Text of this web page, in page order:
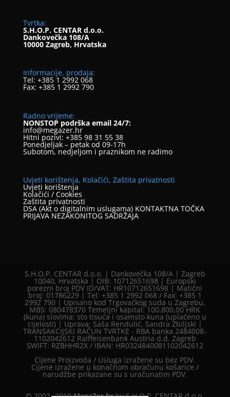
Tvrtka:
S.H.O.P. CENTAR d.o.o.
Dankovečka 108/A
10000 Zagreb, Hrvatska
Informacije, prodaja:
Tel: +385 1 2992 068
Fax: +385 1 2992 790
Radno vrijeme:
NONSTOP podrška email 24/7:
info@megazer.hr
Hitni pozivi: +385 98 31 55 38
Ponedjeljak – petak od 09-17h
Subotom, nedjeljom i praznikom ne radimo
Uvjeti korištenja, Kolačići, Zaštita privatnosti
Uvjeti korištenja
Kolačići / Cookies
Zaštita privatnosti
DSA (Akt o digitalnim uslugama) KONTAKTNA TOČKA
PRIJAVA NEZAKONITOG SADRŽAJA
S.H.O.P. CENTAR d.o.o. | Dankovečka 108/A | Zagreb
10040, Hrvatska | OIB: 10712651698 | Europski
porezni broj PDV ID/VAT: HR10712651698 | Matični
broj: 01786229 | Tel: +385 1 2992 068 / Fax: +385 1
2992 790 | Upisano kod Trgovačkog suda u Zagrebu,
MBS: 080478370 Temeljni kapital: 100.800,00 HRK
(kuna) slovima: sto tisuća i osamsto kuna (uplaćeno u
cijelosti) | Uprava: Saša Rendulić, Sandra Zbiljski |
TRANSAKCIJSKI RAČUN TVRTKE - RBA banka 2484008-
1102042612 Raiffeisenbank Austria d.d. Zagreb
SWIFT: RZBHHR2X / IBAN: HR0324840081102042612
Cijene Proizvoda / Usluga izražene su bez PDV.
Cijene izražene u konačnom obračunu košarice /
narudžbe prikazane su s uračunatim PDV.